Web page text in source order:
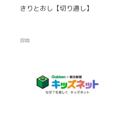
きりとおし【切り通し】
辞典